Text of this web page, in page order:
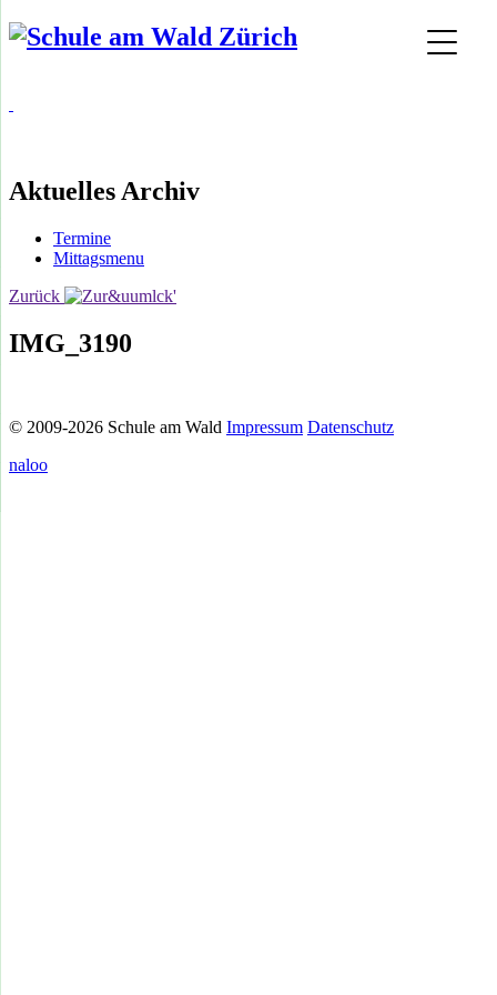
Aktuelles Archiv
Termine
Mittagsmenu
Zurück
IMG_3190
© 2009-2026 Schule am Wald Impressum Datenschutz
naloo